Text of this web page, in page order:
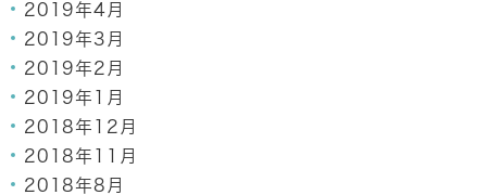
2019年4月
2019年3月
2019年2月
2019年1月
2018年12月
2018年11月
2018年8月